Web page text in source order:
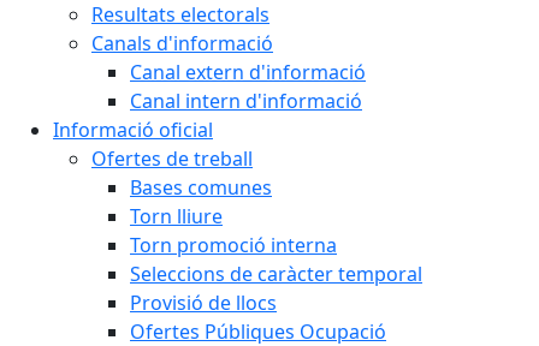
Resultats electorals
Canals d'informació
Canal extern d'informació
Canal intern d'informació
Informació oficial
Ofertes de treball
Bases comunes
Torn lliure
Torn promoció interna
Seleccions de caràcter temporal
Provisió de llocs
Ofertes Públiques Ocupació